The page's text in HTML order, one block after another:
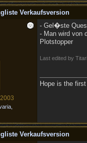
Verkaufsversion
- Gel�ste
- Man wird von
Plotstopper
Last edited by
Hope is the
Verkaufsversion